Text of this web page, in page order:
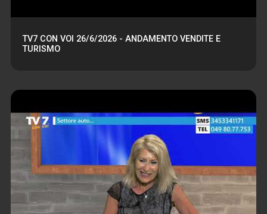
TV7 CON VOI 26/6/2026 - ANDAMENTO VENDITE E
TURISMO